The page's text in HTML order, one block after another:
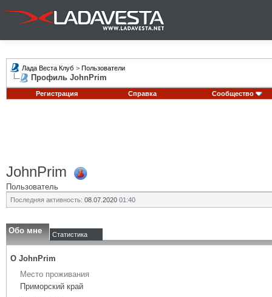
Лада Веста Клуб > Пользователи
Профиль JohnPrim
Регистрация Справка Сообщество
JohnPrim
Пользователь
Последняя активность: 08.07.2020 01:40
Обо мне Статистика
О JohnPrim
Место проживания
Приморский край